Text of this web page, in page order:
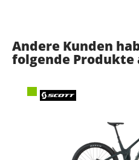
Andere Kunden
folgende Produkte